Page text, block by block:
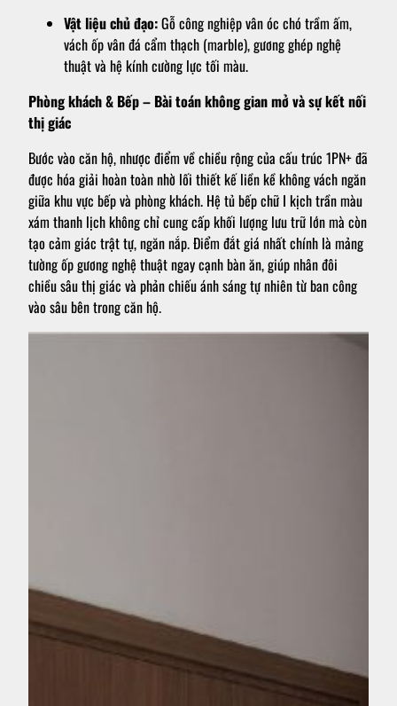
Vật liệu chủ đạo:Gỗ công nghiệp vân óc chó trầm ấm,
vách ốp vân đá cẩm thạch (marble), gương ghép nghệ
thuật và hệ kính cường lực tối màu.
Phòng khách & Bếp – Bài toán không gian mở và sự kết nối
thị giác
Bước vào căn hộ, nhược điểm về chiều rộng của cấu trúc 1PN+ đã
được hóa giải hoàn toàn nhờ lối thiết kế liền kề không vách ngăn
giữa khu vực bếp và phòng khách. Hệ tủ bếp chữ I kịch trần màu
xám thanh lịch không chỉ cung cấp khối lượng lưu trữ lớn mà còn
tạo cảm giác trật tự, ngăn nắp. Điểm đắt giá nhất chính là mảng
tường ốp gương nghệ thuật ngay cạnh bàn ăn, giúp nhân đôi
chiều sâu thị giác và phản chiếu ánh sáng tự nhiên từ ban công
vào sâu bên trong căn hộ.